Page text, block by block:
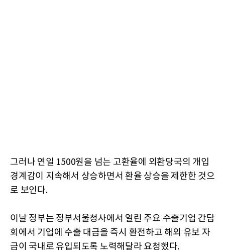
그러나 연일 1500원을 넘는 고환율에 외환당국의 개입
경계감이 지속해서 상승하면서 환율 상승을 제한한 것으
로 보인다.
이날 정부는 정부서울청사에서 열린 주요 수출기업 간담
회에서 기업에 수출 대금을 즉시 환전하고 해외 유보 자
금이 국내로 유입되도록 노력해달라 요청했다.